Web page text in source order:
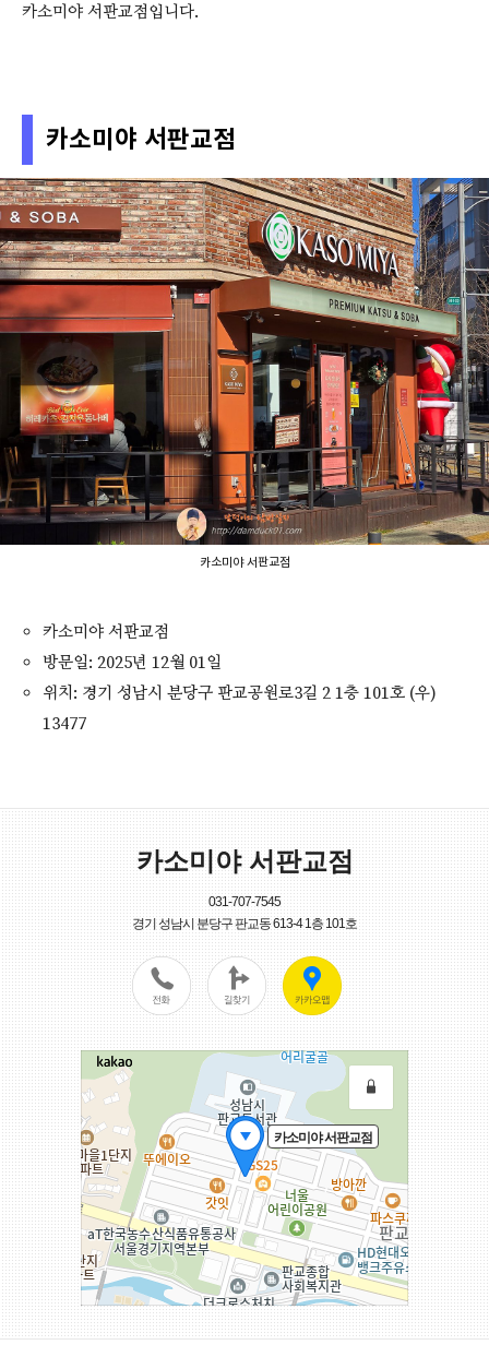
카소미야 서판교점입니다.
카소미야 서판교점
카소미야 서판교점
카소미야 서판교점
방문일: 2025년 12월 01일
위치: 경기 성남시 분당구 판교공원로3길 2 1층 101호 (우)
13477